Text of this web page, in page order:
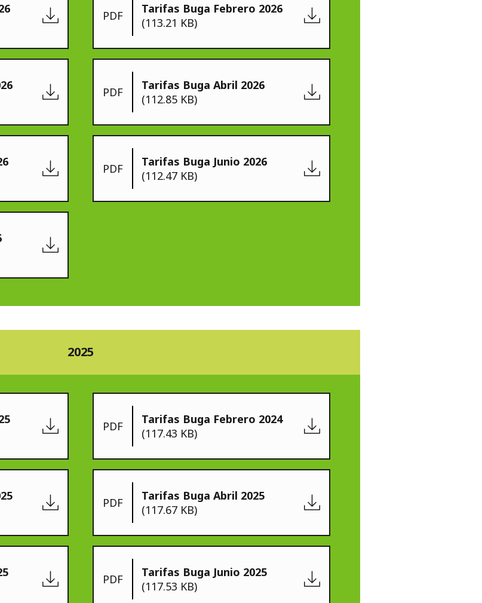
PDF
Tarifas Buga Febrero 2026
(113.21 KB)
PDF
Tarifas Buga Abril 2026
(112.85 KB)
PDF
Tarifas Buga Junio 2026
(112.47 KB)
2025
PDF
Tarifas Buga Febrero 2024
(117.43 KB)
PDF
Tarifas Buga Abril 2025
(117.67 KB)
PDF
Tarifas Buga Junio 2025
(117.53 KB)